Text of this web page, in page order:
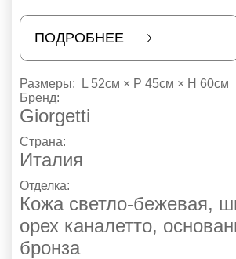
ПОДРОБНЕЕ
Размеры:
L 52см × P 45см × H 60см
Бренд:
Giorgetti
Страна:
Италия
Отделка:
Кожа светло-бежевая,
орех каналетто,
бронза